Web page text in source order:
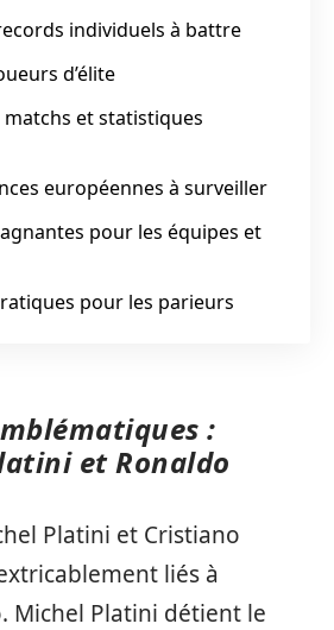
individuels à battre
d’élite
matchs et statistiques
européennes à surveiller
pour les équipes et
pour les parieurs
:
et Ronaldo
Platini et Cristiano
liés à
Michel Platini détient le